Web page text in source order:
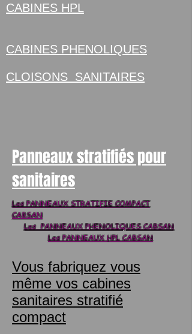
CABINES HPL
CABINES PHENOLIQUES
CLOISONS SANITAIRES
Panneaux stratifiés pour
sanitaires
Les PANNEAUX STRATIFIE COMPACT
CABSAN
Les PANNEAUX PHENOLIQUES CABSAN
Les PANNEAUX HPL CABSAN
Vous fabriquez vous
même vos cabines
sanitaires stratifié
compact